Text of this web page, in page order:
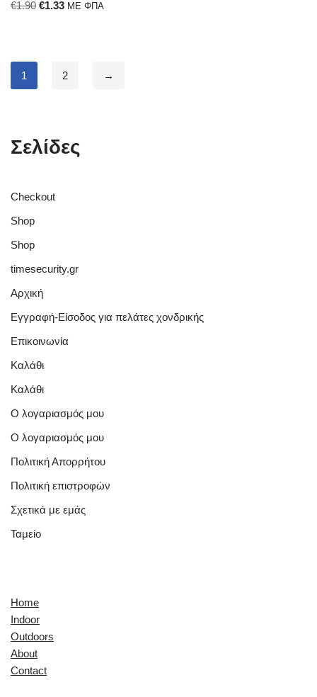
€1.90 €1.33 ΜΕ ΦΠΑ
1 2 →
Σελίδες
Checkout
Shop
Shop
timesecurity.gr
Αρχική
Εγγραφή-Είσοδος για πελάτες χονδρικής
Επικοινωνία
Καλάθι
Καλάθι
Ο λογαριασμός μου
Ο λογαριασμός μου
Πολιτική Απορρήτου
Πολιτική επιστροφών
Σχετικά με εμάς
Ταμείο
Home
Indoor
Outdoors
About
Contact